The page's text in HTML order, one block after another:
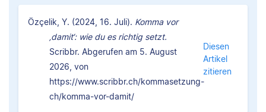
Özçelik, Y. (2024, 16. Juli). Komma vor
‚damit‘: wie du es richtig setzt.
Scribbr. Abgerufen am 5. August
2026, von
https://www.scribbr.ch/kommasetzung-
ch/komma-vor-damit/
Diesen
Artikel
zitieren